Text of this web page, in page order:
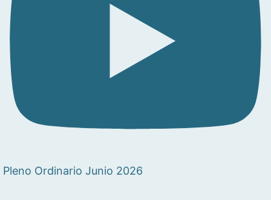
Pleno Ordinario Junio 2026